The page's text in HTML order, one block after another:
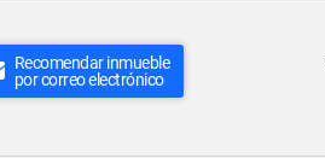
Recomendar inmueble
por correo electrónico